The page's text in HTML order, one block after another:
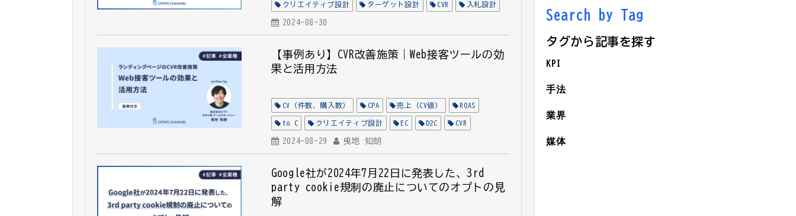
クリエイティブ設計 ターゲット設計 CVR 入札設計
自動最適化
2024-08-30
【事例あり】CVR改善施策｜Web接客ツールの効
果と活用方法
CV（件数、購入数） CPA 売上（CV値） ROAS
to C クリエイティブ設計 EC D2C CVR
顧客体験 全業種 全媒体
2024-08-29 曵地 知朗
Google社が2024年7月22日に発表した、3rd
party cookie規制の廃止についてのオプトの見
解
Search by Tag
タグから記事を探す
KPI
手法
業界
媒体